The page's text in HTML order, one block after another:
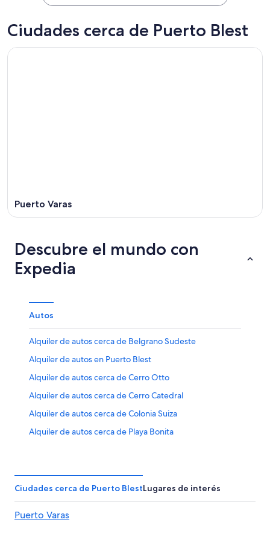
Ciudades cerca de Puerto Blest
Puerto Varas
Descubre el mundo con
Expedia
Autos
Alquiler de autos cerca de Belgrano Sudeste
Alquiler de autos en Puerto Blest
Alquiler de autos cerca de Cerro Otto
Alquiler de autos cerca de Cerro Catedral
Alquiler de autos cerca de Colonia Suiza
Alquiler de autos cerca de Playa Bonita
Alquiler de autos cerca de Llao Llao
Alquiler de autos cerca de Villa Catedral
Alquiler de autos cerca de Golondrinas
Ciudades cerca de Puerto BlestLugares de interés
Puerto Varas